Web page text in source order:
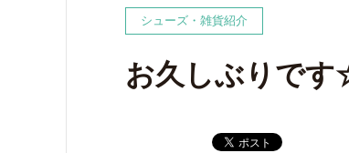
シューズ・雑貨紹介
お久しぶりで